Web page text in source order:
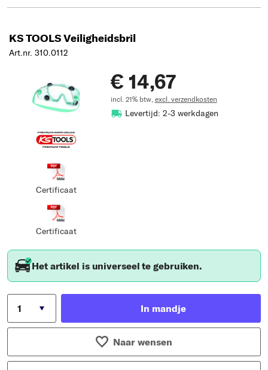
KS TOOLS Veiligheidsbril
Art.nr. 310.0112
Certificaat
Certificaat
€ 14,67
incl. 21% btw, excl. verzendkosten
Levertijd: 2-3 werkdagen
Het artikel is universeel te gebruiken.
In mandje
Naar wensen